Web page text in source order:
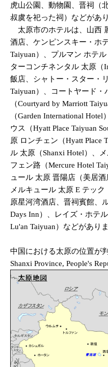
虎山公園、動物園、晋祠（
叔虞を祀った祠）などがあり
太原市のホテルは、山西
酒店、ケンピンスキー・ホ
Taiyuan）、プルマン ホテ
ターコンチネンタル 太原（
飯店、シャトー・スター・
Taiyuan）、コートヤード・
（Courtyard by Marriott
（Garden International
ウス（Hyatt Place Taiyuan
原 ロンチェン（Hyatt Place
ル 太原（Shanxi Hotel）、
フェン路（Mercure Hotel
ュール 太原 晋陽店（美居酒
メルキュール 太原 E テック
原星河湾酒店、晋祠賓館、
Days Inn）、レイズ・ホテ
Lu'an Taiyuan）などがありま
中国における太原の位置が
Shanxi Province, People's